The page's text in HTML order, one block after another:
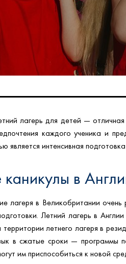
лагерь для детей —
каждого ученика и
является интенсивная
каникулы в
лагеря в Великобритании
Летний лагерь в
летнего лагеря в
в сжатые сроки — программы
им приспособиться к новой